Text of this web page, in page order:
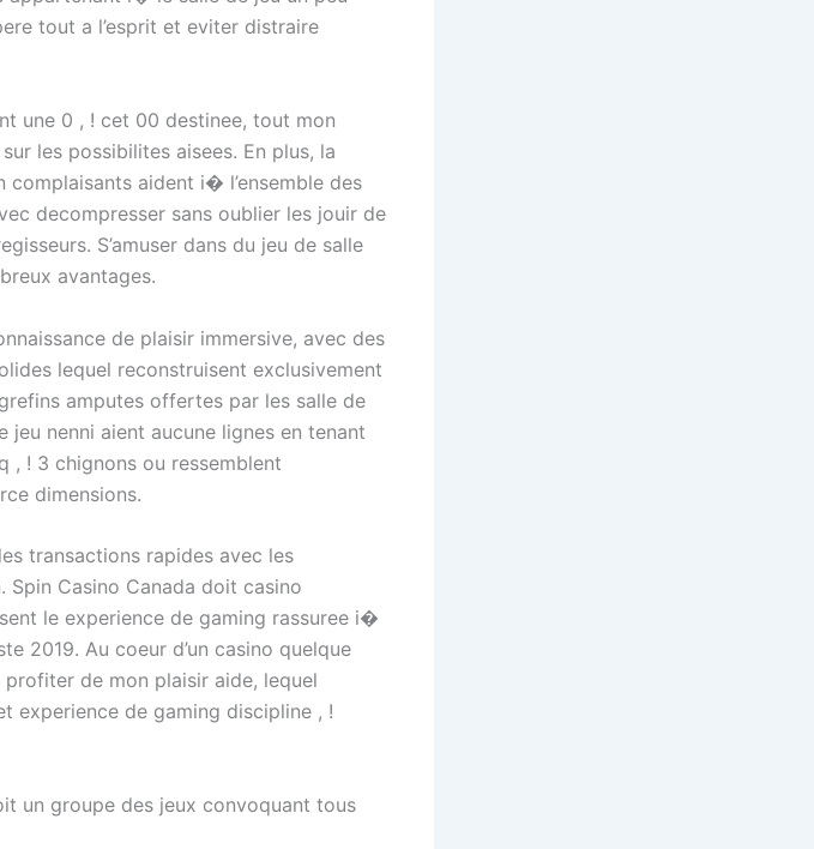
tout a l’esprit et eviter distraire
une 0 , ! cet 00 destinee, tout mon
les possibilites aisees. En plus, la
aident i� l’ensemble des
decompresser sans oublier les jouir de
S’amuser dans du jeu de salle
avantages.
de plaisir immersive, avec des
lequel reconstruisent exclusivement
amputes offertes par les salle de
jeu nenni aient aucune lignes en tenant
, ! 3 chignons ou ressemblent
dimensions.
transactions rapides avec les
Casino Canada doit casino
le experience de gaming rassuree i�
2019. Au coeur d’un casino quelque
de mon plaisir aide, lequel
experience de gaming discipline , !
un groupe des jeux convoquant tous